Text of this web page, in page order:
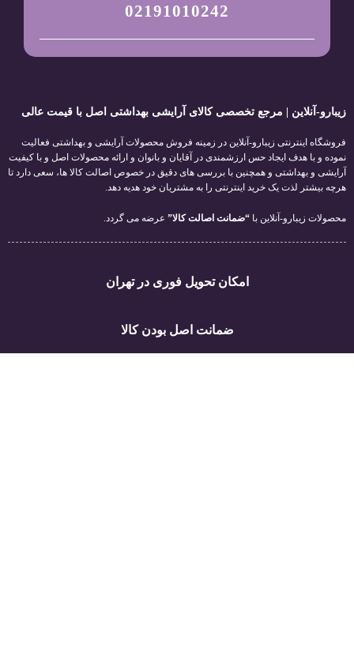
02191010242
زیبارو-آنلاین | مرجع تخصصی کالای آرایشی بهداشتی اصل با قیمت عالی
فروشگاه اینترنتی زیبارو-آنلاین در زمینه فروش محصولات آرایشی و بهداشتی فعالیت
نموده و با هدف ایجاد حس ارزشمندی در آقایان و بانوان و ارائه محصولات اصل و با کیفیت
آرایشی و بهداشتی و همچنین با بررسی های دقیق در خصوص اصالت کالا ها، سعی دارد تا
هرچه بیشتر لذت یک خرید اینترنتی را به مشتریان خود هدیه دهد.
محصولات زیبارو-آنلاین با “ضمانت اصالت کالا” عرضه می گردد.
امکان تحویل فوری در تهران
ضمانت اصل بودن کالا